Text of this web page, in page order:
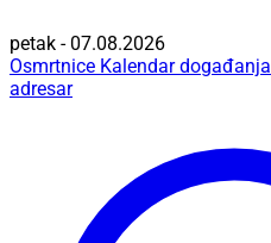
petak - 07.08.2026
Osmrtnice Kalendar događanja
adresar